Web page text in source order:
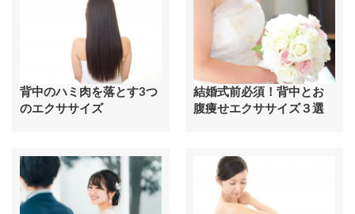
背中のハミ肉を落とす3つ
のエクササイズ
結婚式前必須！背中とお
腹痩せエクササイズ３選